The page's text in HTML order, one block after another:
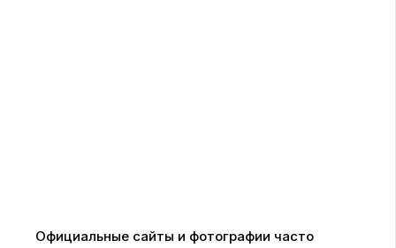
Официальные сайты и фотографии часто